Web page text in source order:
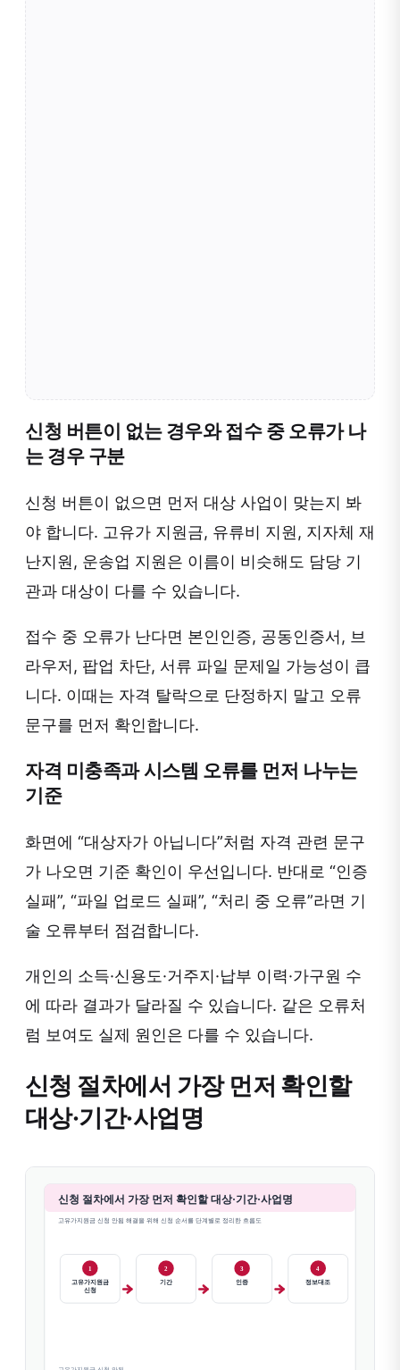
신청 버튼이 없는 경우와 접수 중 오류가 나
는 경우 구분
신청 버튼이 없으면 먼저 대상 사업이 맞는지 봐
야 합니다. 고유가 지원금, 유류비 지원, 지자체 재
난지원, 운송업 지원은 이름이 비슷해도 담당 기
관과 대상이 다를 수 있습니다.
접수 중 오류가 난다면 본인인증, 공동인증서, 브
라우저, 팝업 차단, 서류 파일 문제일 가능성이 큽
니다. 이때는 자격 탈락으로 단정하지 말고 오류
문구를 먼저 확인합니다.
자격 미충족과 시스템 오류를 먼저 나누는
기준
화면에 “대상자가 아닙니다”처럼 자격 관련 문구
가 나오면 기준 확인이 우선입니다. 반대로 “인증
실패”, “파일 업로드 실패”, “처리 중 오류”라면 기
술 오류부터 점검합니다.
개인의 소득·신용도·거주지·납부 이력·가구원 수
에 따라 결과가 달라질 수 있습니다. 같은 오류처
럼 보여도 실제 원인은 다를 수 있습니다.
신청 절차에서 가장 먼저 확인할
대상·기간·사업명